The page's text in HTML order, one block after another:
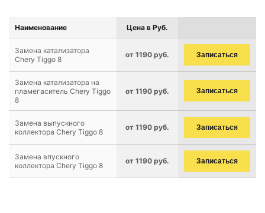
Наименование Цена в Руб.
Замена катализатора
Chery Tiggo 8
от 1190 руб. Записаться
Замена катализатора на
пламегаситель Chery Tiggo
8
от 1190 руб. Записаться
Замена выпускного
коллектора Chery Tiggo 8
от 1190 руб. Записаться
Замена впускного
коллектора Chery Tiggo 8
от 1190 руб. Записаться